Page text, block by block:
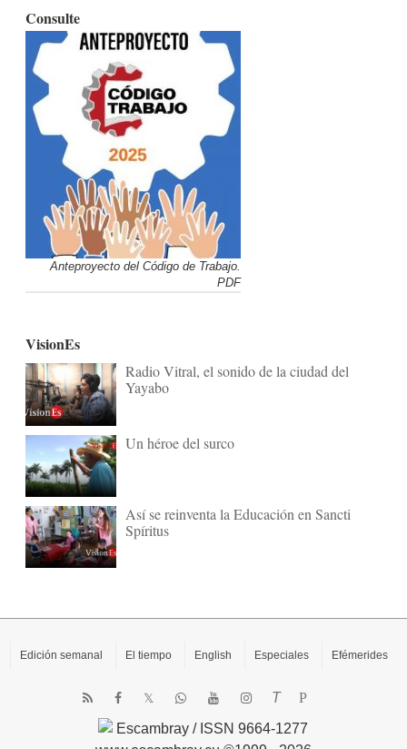
Consulte
Anteproyecto del Código de Trabajo.
PDF
VisionEs
Radio Vitral, el sonido de la ciudad del
Yayabo
Un héroe del surco
Así se reinventa la Educación en Sancti
Spíritus
Edición semanal El tiempo English Especiales Efémerides
T P
Escambray / ISSN 9664-1277